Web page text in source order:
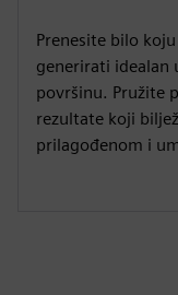
Prenesite bilo
generirati idealan
površinu. Pružite
rezultate koji
prilagođenom i